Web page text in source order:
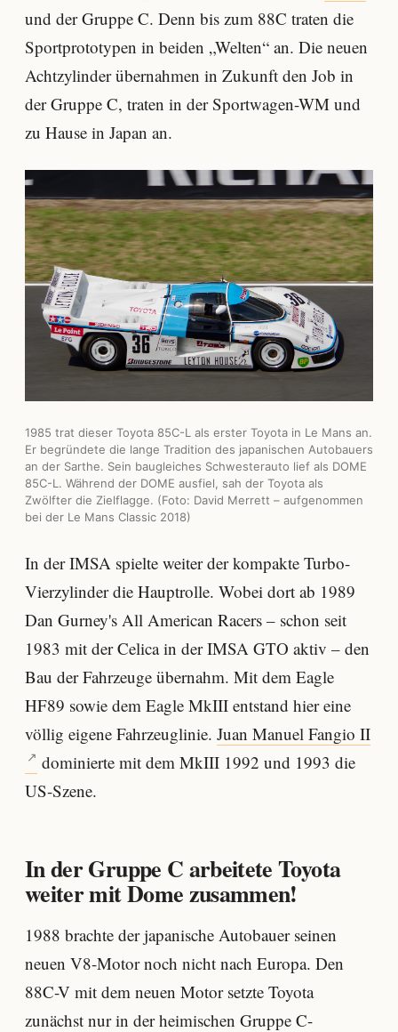
und der Gruppe C. Denn bis zum 88C traten die
Sportprototypen in beiden „Welten“ an. Die neuen
Achtzylinder übernahmen in Zukunft den Job in
der Gruppe C, traten in der Sportwagen-WM und
zu Hause in Japan an.
1985 trat dieser Toyota 85C-L als erster Toyota in Le Mans an.
Er begründete die lange Tradition des japanischen Autobauers
an der Sarthe. Sein baugleiches Schwesterauto lief als DOME
85C-L. Während der DOME ausfiel, sah der Toyota als
Zwölfter die Zielflagge. (Foto: David Merrett – aufgenommen
bei der Le Mans Classic 2018)
In der IMSA spielte weiter der kompakte Turbo-
Vierzylinder die Hauptrolle. Wobei dort ab 1989
Dan Gurney's All American Racers – schon seit
1983 mit der Celica in der IMSA GTO aktiv – den
Bau der Fahrzeuge übernahm. Mit dem Eagle
HF89 sowie dem Eagle MkIII entstand hier eine
völlig eigene Fahrzeuglinie. Juan Manuel Fangio II
dominierte mit dem MkIII 1992 und 1993 die
US-Szene.
In der Gruppe C arbeitete Toyota
weiter mit Dome zusammen!
1988 brachte der japanische Autobauer seinen
neuen V8-Motor noch nicht nach Europa. Den
88C-V mit dem neuen Motor setzte Toyota
zunächst nur in der heimischen Gruppe C-